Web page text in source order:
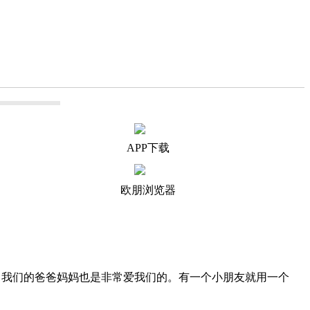
APP下载
欧朋浏览器
的爸爸妈妈也是非常爱我们的。有一个小朋友就用一个